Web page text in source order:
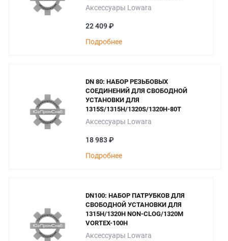
Аксессуары Lowara
22 409 ₽
Подробнее
DN 80: НАБОР РЕЗЬБОВЫХ
СОЕДИНЕНИЙ ДЛЯ СВОБОДНОЙ
УСТАНОВКИ ДЛЯ
1315S/1315H/1320S/1320H-80T
Аксессуары Lowara
18 983 ₽
Подробнее
DN100: НАБОР ПАТРУБКОВ ДЛЯ
СВОБОДНОЙ УСТАНОВКИ ДЛЯ
1315H/1320H NON-CLOG/1320M
VORTEX-100H
Аксессуары Lowara